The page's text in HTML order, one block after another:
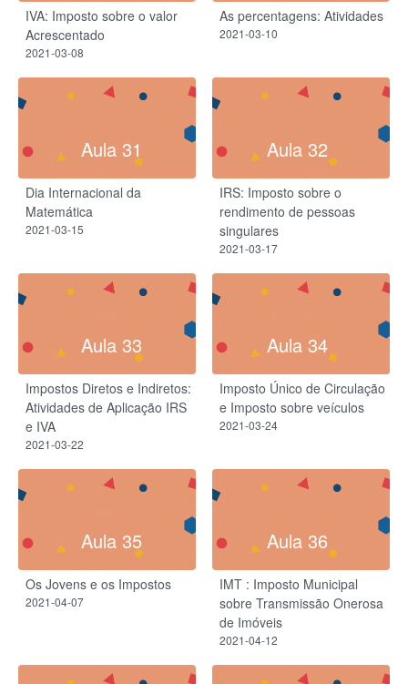
IVA: Imposto sobre o valor
Acrescentado​
2021-03-08
As percentagens: Atividades
2021-03-10
Aula 31
Dia Internacional da
Matemática
2021-03-15
Aula 32
IRS: Imposto sobre o
rendimento de pessoas
singulares
2021-03-17
Aula 33
Impostos Diretos e Indiretos:
Atividades de Aplicação IRS
e IVA
2021-03-22
Aula 34
Imposto Único de Circulação
e Imposto sobre veículos
2021-03-24
Aula 35
Os Jovens e os Impostos
2021-04-07
Aula 36
IMT : Imposto Municipal
sobre Transmissão Onerosa
de Imóveis
2021-04-12